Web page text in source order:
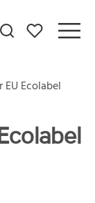
Mina favoriter
Ecolabel